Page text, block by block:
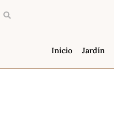
Inicio Jardín